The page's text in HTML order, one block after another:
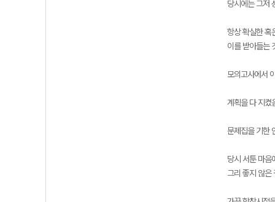
당시에는 그저
항상 확실한 혹
이를 받아들는
모의고사에서
계획을 다 지켰
문제집을 기한
당시 서툰 마음
그리 좋지 않은